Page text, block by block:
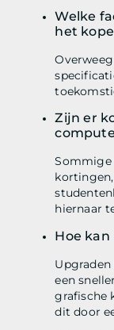
Welke
het
Zijn er
Sommige
hiernaar
Hoe
een
grafische
dit door